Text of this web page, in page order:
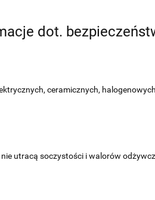
dot.
ceramicznych,
utracą soczystości i walorów